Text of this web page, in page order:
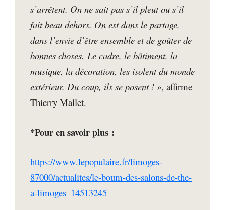
s’arrêtent. On ne sait pas s’il pleut ou s’il
fait beau dehors. On est dans le partage,
dans l’envie d’être ensemble et de goûter de
bonnes choses. Le cadre, le bâtiment, la
musique, la décoration, les isolent du monde
extérieur. Du coup, ils se posent ! », affirme
Thierry Mallet.
*Pour en savoir plus :
https://www.lepopulaire.fr/limoges-
87000/actualites/le-boum-des-salons-de-the-
a-limoges_14513245